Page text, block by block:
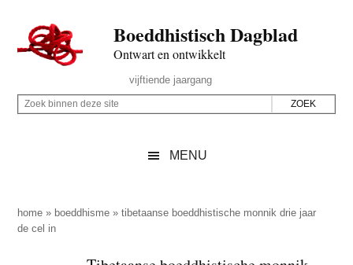
naar
de
inhoud
secondary
naar
de
sidebar
naar
de
Boeddhistisch Dagblad
Ontwart en ontwikkelt
Rechts
vijftiende jaargang
Z
p
d
Z
i
n
MENU
home » boeddhisme »tibetaanse boeddhistische monnik drie jaar
de cel in